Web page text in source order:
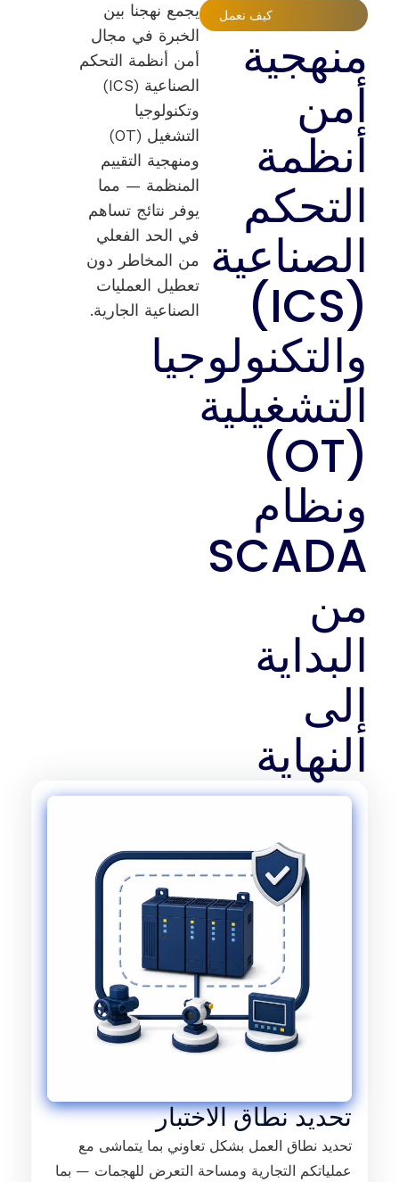
كيف نعمل
منهجية
أمن
أنظمة
التحكم
الصناعية
(ICS)
والتكنولوجيا
التشغيلية
(OT)
ونظام
SCADA
من
البداية
إلى
النهاية
يجمع نهجنا بين
الخبرة في مجال
أمن أنظمة التحكم
الصناعية (ICS)
وتكنولوجيا
التشغيل (OT)
ومنهجية التقييم
المنظمة — مما
يوفر نتائج تساهم
في الحد الفعلي
من المخاطر دون
تعطيل العمليات
الصناعية الجارية.
تحديد نطاق الاختبار
تحديد نطاق العمل بشكل تعاوني بما يتماشى مع
عملياتكم التجارية ومساحة التعرض للهجمات — بما